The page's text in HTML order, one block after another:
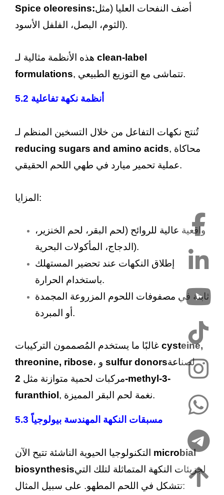
Spice oleoresins:أضف النفحات العليا (مثل
الثوم، البصل، الفلفل الأسود).
clean-label
formulations
, تتماشى مع التوزيع الطبيعي.
5.2 أنظمة نكهة تفاعلية
تُنتج نكهات التفاعل من خلال التسخين المنظم لـ
reducing sugars and amino acids, محاكاة
عملية تحمير ميارد في طهي اللحم الحقيقي.
المزايا:
واقعية عالية للروائح (لحم البقر، لحم الخنزير،
الدجاج، المأكولات البحرية).
إطلاق النكهات عند تحضير المستهلك
باستخدام الحرارة.
ثابتة في مصفوفات اللحوم المزروعة المجمدة
أو المبردة.
cysteine,
threonine, ribose
sulfur donorsلصناعة
مركبات لحمية متوازنة مثل 2-methyl-3-
furanthiol
, نغمة لحم البقر المميزة.
5.3 مسبقات النكهة المهندسة بيولوجياً
microbial
biosynthesisلجزيئات النكهة المتماثلة لتلك التي
تتشكل في اللحم المطهو. على سبيل المثال: